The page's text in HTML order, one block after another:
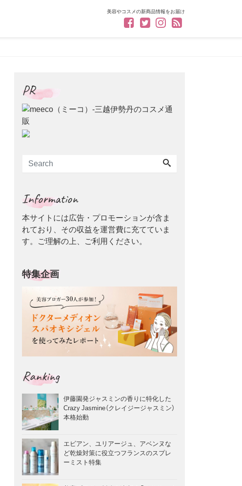
美容やコスメの新商品情報をお届け
PR
Information
本サイトには広告・プロモーションが含ま
れており、その収益を運営費に充てていま
す。ご理解の上、ご利用ください。
特集企画
Ranking
伊藤園発ジャスミンの香りに特化した
Crazy Jasmine（クレイジージャスミン）
本格始動
エビアン、ユリアージュ、アベンヌな
ど乾燥対策に役立つフランスのスプレ
ーミスト特集